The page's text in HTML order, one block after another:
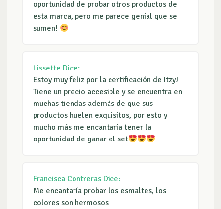
oportunidad de probar otros productos de
esta marca, pero me parece genial que se
sumen!
Lissette Dice:
Estoy muy feliz por la certificación de Itzy!
Tiene un precio accesible y se encuentra en
muchas tiendas además de que sus
productos huelen exquisitos, por esto y
mucho más me encantaría tener la
oportunidad de ganar el set
Francisca Contreras Dice:
Me encantaría probar los esmaltes, los
colores son hermosos